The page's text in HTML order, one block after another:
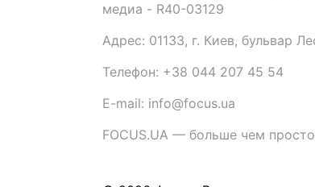
медиа - R40-03129
Адрес: 01133, г. Киев, бульвар
Телефон: +38 044 207 45 54
E-mail: info@focus.ua
FOCUS.UA — больше чем